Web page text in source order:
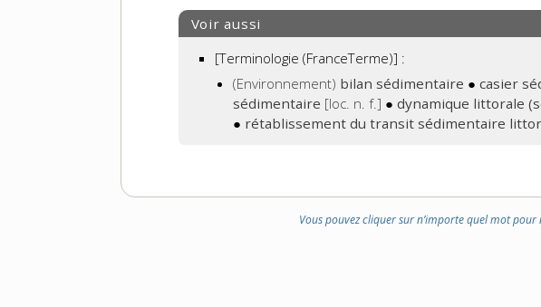
Voir aussi
[Terminologie (FranceTerme)] :
(Environnement) bilan sédimentaire ●casier
sédimentaire [loc. n. f.] ●dynamique littorale
● rétablissement du transit sédimentaire
Vous pouvez cliquer sur n’importe quel mot